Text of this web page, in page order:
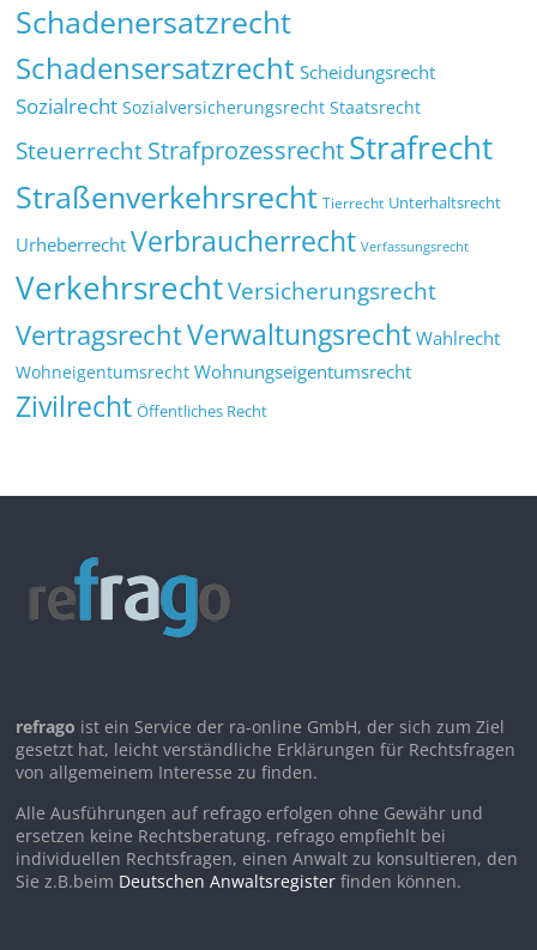
Schadenersatzrecht
Schadensersatzrecht Scheidungsrecht
Sozialrecht Sozialversicherungsrecht Staatsrecht
SteuerrechtStrafprozessrechtStrafrecht
Straßenverkehrsrecht Tierrecht Unterhaltsrecht
Urheberrecht Verbraucherrecht Verfassungsrecht
VerkehrsrechtVersicherungsrecht
VertragsrechtVerwaltungsrecht Wahlrecht
Wohneigentumsrecht Wohnungseigentumsrecht
Zivilrecht Öffentliches Recht
refrago ist ein Service der ra-online GmbH, der sich zum Ziel
gesetzt hat, leicht verständliche Erklärungen für Rechtsfragen
von allgemeinem Interesse zu finden.
Alle Ausführungen auf refrago erfolgen ohne Gewähr und
ersetzen keine Rechtsberatung. refrago empfiehlt bei
individuellen Rechtsfragen, einen Anwalt zu konsultieren, den
Sie z.B.beim Deutschen Anwaltsregister finden können.